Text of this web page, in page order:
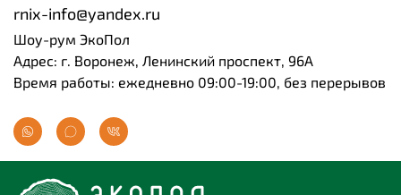
rnix-info@yandex.ru
Шоу-рум ЭкоПол
Адрес: г. Воронеж, Ленинский проспект, 96А
Время работы: ежедневно 09:00-19:00, без перерывов